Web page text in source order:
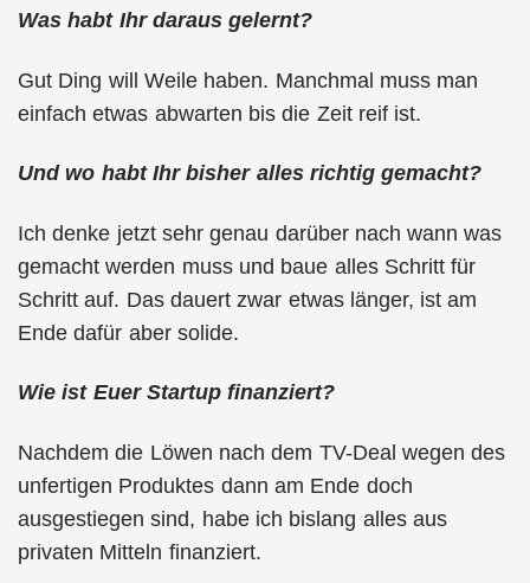
Was habt Ihr daraus gelernt?
Gut Ding will Weile haben. Manchmal muss man
einfach etwas abwarten bis die Zeit reif ist.
Und wo habt Ihr bisher alles richtig gemacht?
Ich denke jetzt sehr genau darüber nach wann was
gemacht werden muss und baue alles Schritt für
Schritt auf. Das dauert zwar etwas länger, ist am
Ende dafür aber solide.
Wie ist Euer Startup finanziert?
Nachdem die Löwen nach dem TV-Deal wegen des
unfertigen Produktes dann am Ende doch
ausgestiegen sind, habe ich bislang alles aus
privaten Mitteln finanziert.